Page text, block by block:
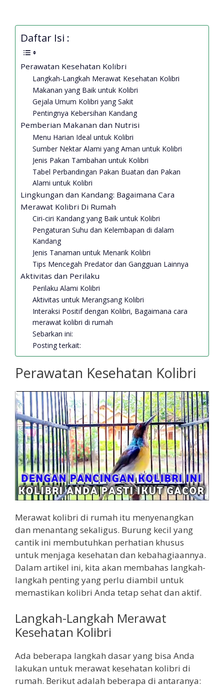
Daftar Isi :
Perawatan Kesehatan Kolibri
Langkah-Langkah Merawat Kesehatan Kolibri
Makanan yang Baik untuk Kolibri
Gejala Umum Kolibri yang Sakit
Pentingnya Kebersihan Kandang
Pemberian Makanan dan Nutrisi
Menu Harian Ideal untuk Kolibri
Sumber Nektar Alami yang Aman untuk Kolibri
Jenis Pakan Tambahan untuk Kolibri
Tabel Perbandingan Pakan Buatan dan Pakan
Alami untuk Kolibri
Lingkungan dan Kandang: Bagaimana Cara
Merawat Kolibri Di Rumah
Ciri-ciri Kandang yang Baik untuk Kolibri
Pengaturan Suhu dan Kelembapan di dalam
Kandang
Jenis Tanaman untuk Menarik Kolibri
Tips Mencegah Predator dan Gangguan Lainnya
Aktivitas dan Perilaku
Perilaku Alami Kolibri
Aktivitas untuk Merangsang Kolibri
Interaksi Positif dengan Kolibri, Bagaimana cara
merawat kolibri di rumah
Sebarkan ini:
Posting terkait:
Perawatan Kesehatan Kolibri
Merawat kolibri di rumah itu menyenangkan
dan menantang sekaligus. Burung kecil yang
cantik ini membutuhkan perhatian khusus
untuk menjaga kesehatan dan kebahagiaannya.
Dalam artikel ini, kita akan membahas langkah-
langkah penting yang perlu diambil untuk
memastikan kolibri Anda tetap sehat dan aktif.
Langkah-Langkah Merawat
Kesehatan Kolibri
Ada beberapa langkah dasar yang bisa Anda
lakukan untuk merawat kesehatan kolibri di
rumah. Berikut adalah beberapa di antaranya: